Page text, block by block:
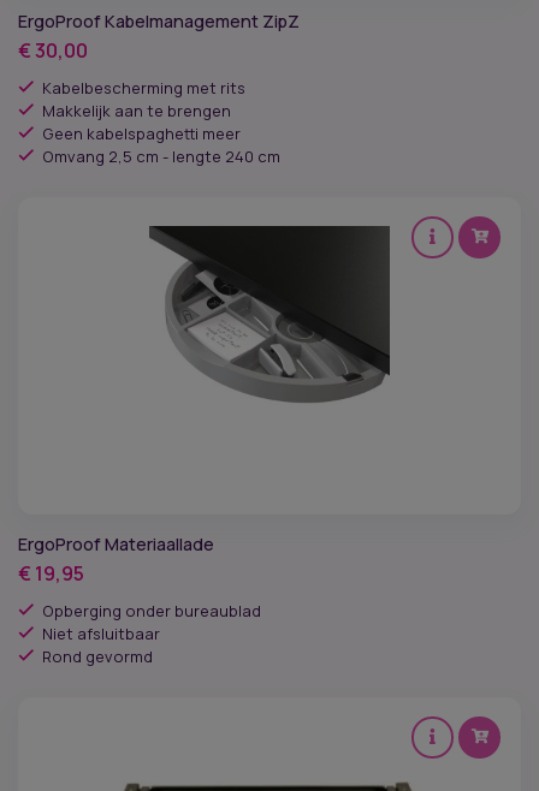
ErgoProof Kabelmanagement ZipZ
€30,00
Kabelbescherming met rits
Makkelijk aan te brengen
Geen kabelspaghetti meer
Omvang 2,5 cm - lengte 240 cm
ErgoProof Materiaallade
€ 19,95
Opberging onder bureaublad
Niet afsluitbaar
Rond gevormd